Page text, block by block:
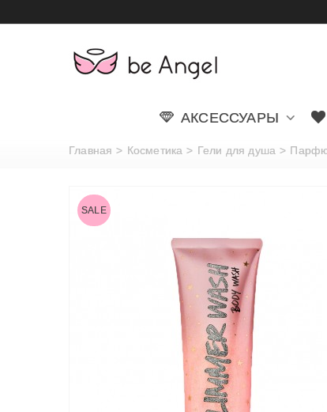
АКСЕССУАРЫ
Главная > Косметика > Гели для душа >
SALE